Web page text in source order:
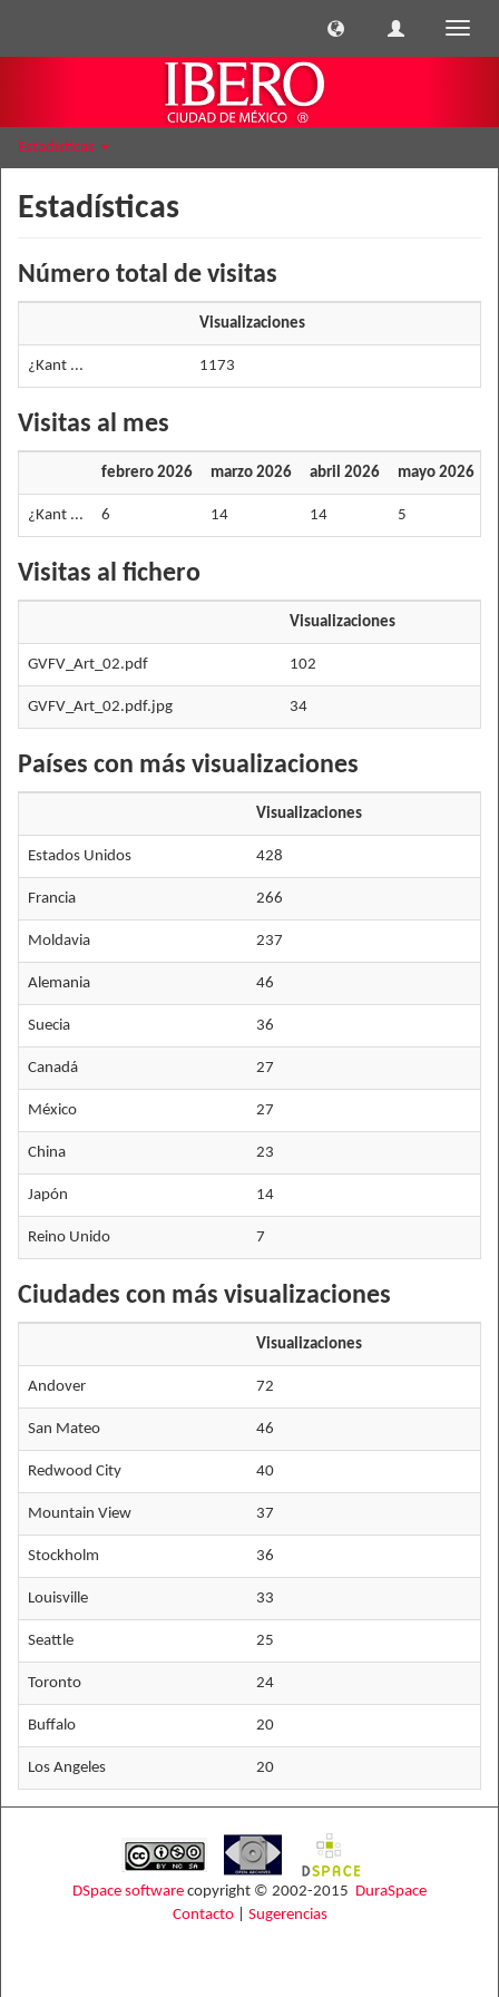
Estadísticas
Estadísticas
Número total de visitas
Visualizaciones
¿Kant ... 1173
Visitas al mes
febrero 2026 marzo 2026 abril 2026 mayo 2026
¿Kant ... 6 14 14 5
Visitas al fichero
Visualizaciones
GVFV_Art_02.pdf 102
GVFV_Art_02.pdf.jpg 34
Países con más visualizaciones
Visualizaciones
Estados Unidos 428
Francia 266
Moldavia 237
Alemania 46
Suecia 36
Canadá 27
México 27
China 23
Japón 14
Reino Unido 7
Ciudades con más visualizaciones
Visualizaciones
Andover 72
San Mateo 46
Redwood City 40
Mountain View 37
Stockholm 36
Louisville 33
Seattle 25
Toronto 24
Buffalo 20
Los Angeles 20
DSpace software copyright © 2002-2015 DuraSpace
Contacto| Sugerencias